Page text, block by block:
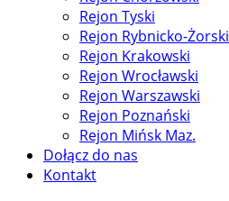
Rejon Tyski
Rejon Rybnicko-Żorski
Rejon Krakowski
Rejon Wrocławski
Rejon Warszawski
Rejon Poznański
Rejon Mińsk Maz.
Dołącz do nas
Kontakt